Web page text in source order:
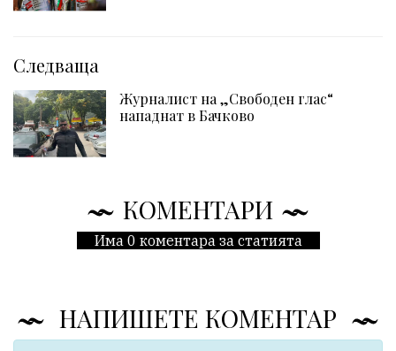
Следваща
Журналист на „Свободен глас“
нападнат в Бачковo
КОМЕНТАРИ
Има 0 коментара за статията
НАПИШЕТЕ КОМЕНТАР